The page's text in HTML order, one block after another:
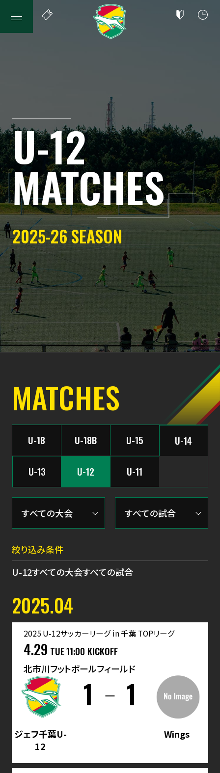
U-12
MATCHES
2025-26SEASON
MATCHES
U-18 U-18B U-15 U-14
U-13 U-12 U-11
絞り込み条件
U-12すべての大会すべての試合
2025.04
2025 U-12サッカーリーグ in 千葉 TOPリーグ
4.29 TUE11:00 KICKOFF
北市川フットボールフィールド
ジェフ千葉U-
12
1 1
Wings